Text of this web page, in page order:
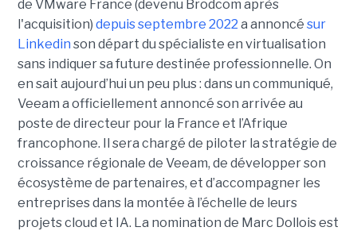
de VMware France (devenu Brodcom après
l'acquisition) depuis septembre 2022 a annoncé sur
Linkedin son départ du spécialiste en virtualisation
sans indiquer sa future destinée professionnelle. On
en sait aujourd’hui un peu plus : dans un communiqué,
Veeam a officiellement annoncé son arrivée au
poste de directeur pour la France et l’Afrique
francophone. Il sera chargé de piloter la stratégie de
croissance régionale de Veeam, de développer son
écosystème de partenaires, et d’accompagner les
entreprises dans la montée à l’échelle de leurs
projets cloud et IA. La nomination de Marc Dollois est